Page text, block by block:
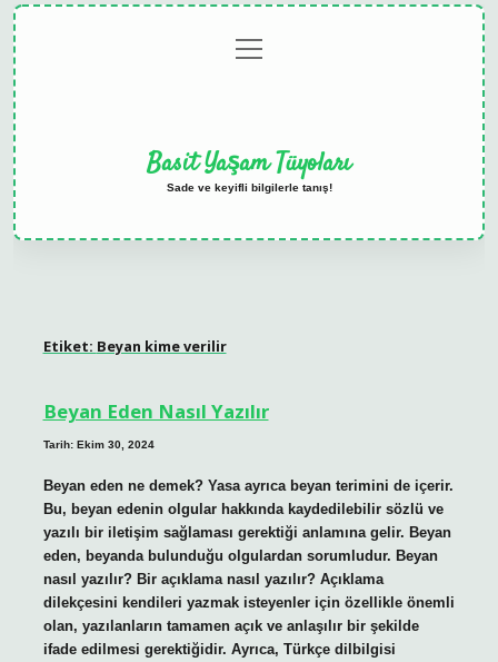
menüyü
aç
Basit Yaşam Tüyoları
Sade ve keyifli bilgilerle tanış!
Etiket: Beyan kime verilir
Beyan Eden Nasıl Yazılır
Tarih: Ekim 30, 2024
Beyan eden ne demek? Yasa ayrıca beyan terimini de içerir.
Bu, beyan edenin olgular hakkında kaydedilebilir sözlü ve
yazılı bir iletişim sağlaması gerektiği anlamına gelir. Beyan
eden, beyanda bulunduğu olgulardan sorumludur. Beyan
nasıl yazılır? Bir açıklama nasıl yazılır? Açıklama
dilekçesini kendileri yazmak isteyenler için özellikle önemli
olan, yazılanların tamamen açık ve anlaşılır bir şekilde
ifade edilmesi gerektiğidir. Ayrıca, Türkçe dilbilgisi